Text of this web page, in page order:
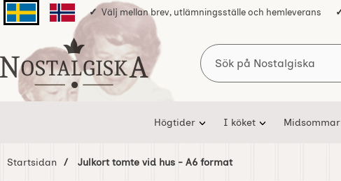
Svenska sidanNorska sidan
Välj mellan brev, utlämningsställe och hemleverans
Startsidan för Nostalgiska
Sök
Högtider I köket Midsommar
Startsidan Julkort tomte vid hus - A6 format